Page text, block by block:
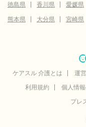
徳島県
香川県 愛媛県
熊本県
大分県 宮崎県
ケアスル 介護とは 運
利用規約
個人情
プレ